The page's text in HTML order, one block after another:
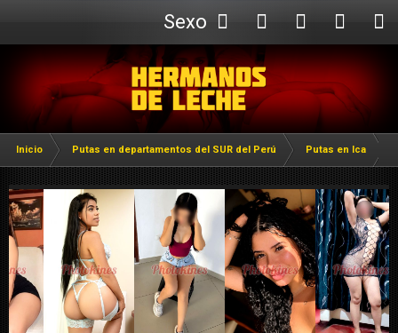
Sexo
Webcam
Inicio Putas en departamentos del SUR del Perú Putas en Ica